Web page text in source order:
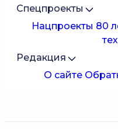
Спецпроекты
Нацпроекты 80
Редакция
О сайте